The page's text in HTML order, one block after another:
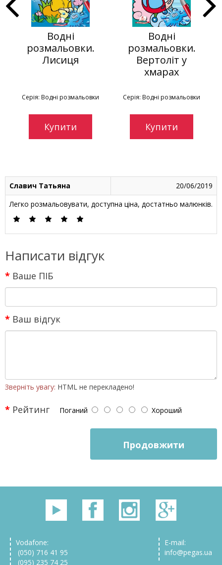
Водні
розмальовки.
Лисиця
Серія: Водні розмальовки
Купити
Водні
розмальовки.
Вертоліт у
хмарах
Серія: Водні розмальовки
Купити
Славич Татьяна
20/06/2019
Легко розмальовувати, доступна ціна, достатньо малюнків.
Написати відгук
Ваше ПІБ
Ваш відгук
Зверніть увагу: HTML не перекладено!
Рейтинг Поганий Хороший
Продовжити
Vodafone:
(050) 716 41 95
(095) 235 74 25
E-mail:
info@pegas.ua